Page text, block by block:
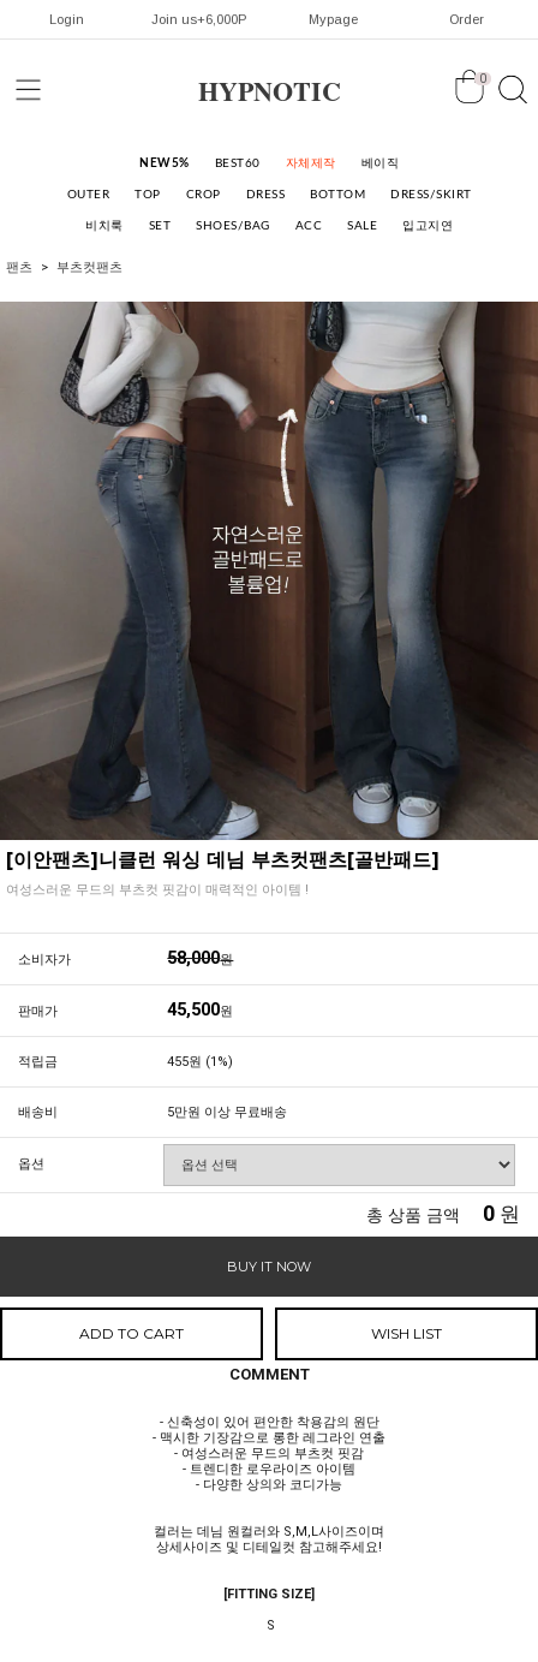
Login Join us+6,000P Mypage Order
HYPNOTIC 0
NEW5% BEST60 자체제작 베이직
OUTER TOP CROP DRESS BOTTOM DRESS/SKIRT
비치룩 SET SHOES/BAG ACC SALE 입고지연
팬츠 부츠컷팬츠
[이안팬츠]니클런 워싱 데님 부츠컷팬츠[골반패드]
여성스러운 무드의 부츠컷 핏감이 매력적인 아이템 !
소비자가 58,000원
판매가 45,500원
적립금 455원 (1%)
배송비 5만원 이상 무료배송
옵션
총 상품 금액 0 원
BUY IT NOW
ADD TO CART WISH LIST
COMMENT
- 신축성이 있어 편안한 착용감의 원단
- 맥시한 기장감으로 롱한 레그라인 연출
- 여성스러운 무드의 부츠컷 핏감
- 트렌디한 로우라이즈 아이템
- 다양한 상의와 코디가능
컬러는 데님 원컬러와 S,M,L사이즈이며
상세사이즈 및 디테일컷 참고해주세요!
[FITTING SIZE]
S